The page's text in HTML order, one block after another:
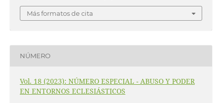
Más formatos de cita
NÚMERO
Vol. 18 (2023): NÚMERO ESPECIAL - ABUSO Y PODER
EN ENTORNOS ECLESIÁSTICOS